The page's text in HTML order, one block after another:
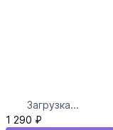
Загрузка...
1 290 ₽